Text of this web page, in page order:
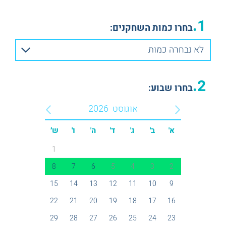
1. בחרו כמות השחקנים:
לא נבחרה כמות
2. בחרו שבוע:
אוגוסט 2026
א' ב' ג' ד' ה' ו' ש׳
1
2
3
4
5
6
7
8
9
10
11
12
13
14
15
16
17
18
19
20
21
22
23
24
25
26
27
28
29